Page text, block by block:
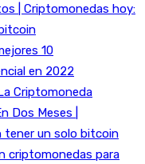
| Criptomonedas hoy:
10
en 2022
Criptomoneda
Dos Meses |
tener un solo bitcoin
criptomonedas para